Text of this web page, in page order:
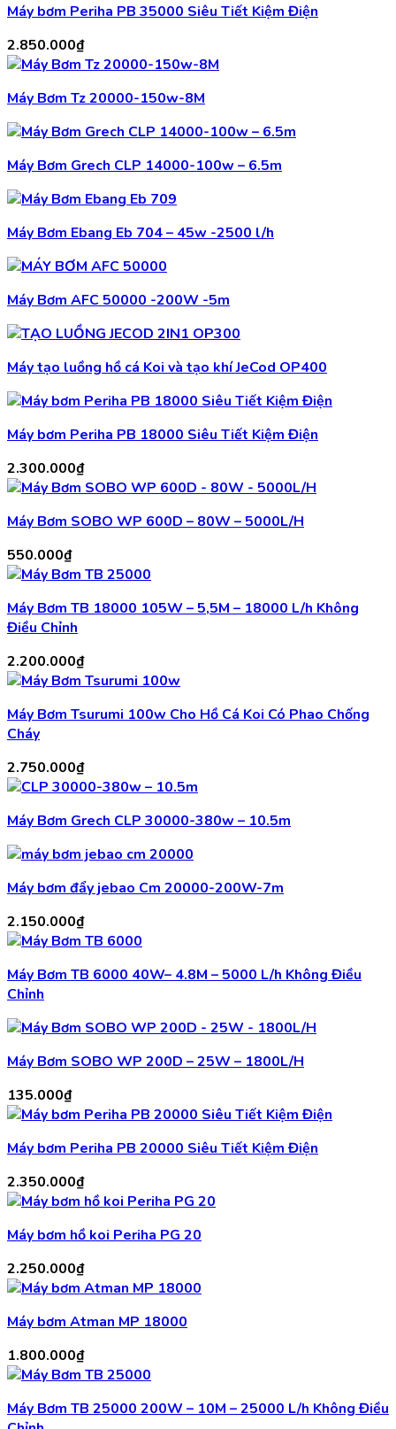
Máy bơm Periha PB 35000 Siêu Tiết Kiệm Điện
2.850.000₫
Máy Bơm Tz 20000-150w-8M
Máy Bơm Grech CLP 14000-100w – 6.5m
Máy Bơm Ebang Eb 704 – 45w -2500 l/h
Máy Bơm AFC 50000 -200W -5m
Máy tạo luồng hồ cá Koi và tạo khí JeCod OP400
Máy bơm Periha PB 18000 Siêu Tiết Kiệm Điện
2.300.000₫
Máy Bơm SOBO WP 600D – 80W – 5000L/H
550.000₫
Máy Bơm TB 18000 105W – 5,5M – 18000 L/h Không
Điều Chỉnh
2.200.000₫
Máy Bơm Tsurumi 100w Cho Hồ Cá Koi Có Phao Chống
Cháy
2.750.000₫
Máy Bơm Grech CLP 30000-380w – 10.5m
Máy bơm đẩy jebao Cm 20000-200W-7m
2.150.000₫
Máy Bơm TB 6000 40W– 4.8M – 5000 L/h Không Điều
Chỉnh
Máy Bơm SOBO WP 200D – 25W – 1800L/H
135.000₫
Máy bơm Periha PB 20000 Siêu Tiết Kiệm Điện
2.350.000₫
Máy bơm hồ koi Periha PG 20
2.250.000₫
Máy bơm Atman MP 18000
1.800.000₫
Máy Bơm TB 25000 200W – 10M – 25000 L/h Không Điều